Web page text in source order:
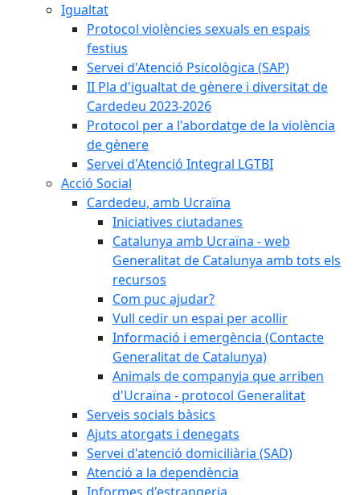
Igualtat
Protocol violències sexuals en espais
festius
Servei d'Atenció Psicològica (SAP)
II Pla d'igualtat de gènere i diversitat de
Cardedeu 2023-2026
Protocol per a l'abordatge de la violència
de gènere
Servei d'Atenció Integral LGTBI
Acció Social
Cardedeu, amb Ucraïna
Iniciatives ciutadanes
Catalunya amb Ucraïna - web
Generalitat de Catalunya amb tots els
recursos
Com puc ajudar?
Vull cedir un espai per acollir
Informació i emergència (Contacte
Generalitat de Catalunya)
Animals de companyia que arriben
d'Ucraïna - protocol Generalitat
Serveis socials bàsics
Ajuts atorgats i denegats
Servei d'atenció domiciliària (SAD)
Atenció a la dependència